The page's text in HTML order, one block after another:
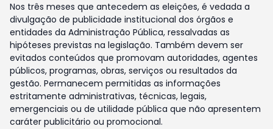
Nos três meses que antecedem as eleições, é vedada a
divulgação de publicidade institucional dos órgãos e
entidades da Administração Pública, ressalvadas as
hipóteses previstas na legislação. Também devem ser
evitados conteúdos que promovam autoridades, agentes
públicos, programas, obras, serviços ou resultados da
gestão. Permanecem permitidas as informações
estritamente administrativas, técnicas, legais,
emergenciais ou de utilidade pública que não apresentem
caráter publicitário ou promocional.